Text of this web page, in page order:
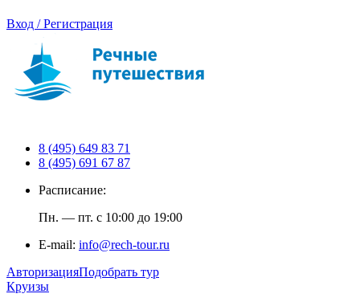
Вход / Регистрация
8 (495) 649 83 71
8 (495) 691 67 87
Расписание:
Пн. — пт. с 10:00 до 19:00
E-mail: info@rech-tour.ru
АвторизацияПодобрать тур
Круизы